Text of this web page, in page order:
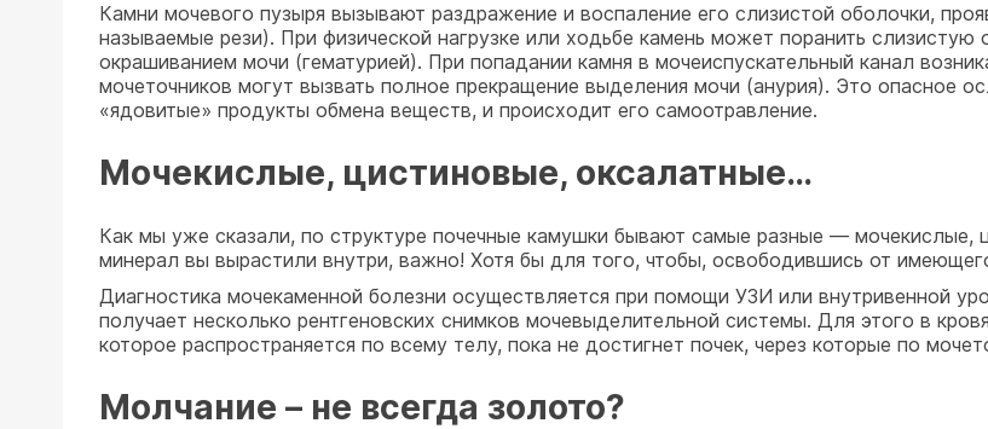
Камни мочевого пузыря вызывают раздражение и воспаление его слизистой оболочки,
называемые рези). При физической нагрузке или ходьбе камень может поранить
окрашиванием мочи (гематурией). При попадании камня в мочеиспускательный канал
мочеточников могут вызвать полное прекращение выделения мочи (анурия). Это опасное
«ядовитые» продукты обмена веществ, и происходит его самоотравление.
Мочекислые, цистиновые, оксалатные…
Как мы уже сказали, по структуре почечные камушки бывают самые разные — мочекислые,
минерал вы вырастили внутри, важно! Хотя бы для того, чтобы, освободившись от
Диагностика мочекаменной болезни осуществляется при помощи УЗИ или внутривенной
получает несколько рентгеновских снимков мочевыделительной системы. Для этого в
которое распространяется по всему телу, пока не достигнет почек, через которые по
Молчание – не всегда золото?